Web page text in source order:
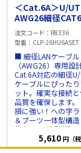
＜Cat.6A＞U/
AWG26細径
ーブル用への字
タ (コネクタ+ブ
+100個セット)
注文コード
R8336
型番
CLP-26HU6ASET
■ 細径LANケーブル
（AWG26）専用設
Cat.6A対応の細径
ケーブルにぴった
ット。確実な接続
品質を確保します。 ■ 破
損に強い！への字
＆ブーツ一体型構
的な“への字”構造
チ折れを防止。 さ
根元もブーツでし
5,610 円（